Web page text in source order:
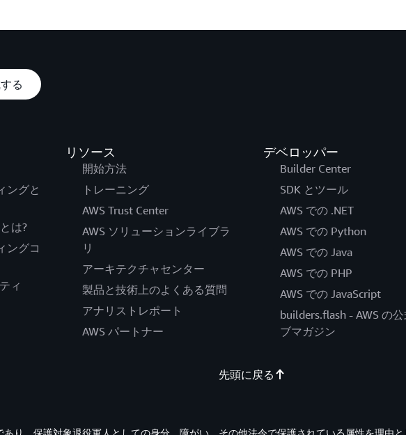
る
ングと
は?
ングコ
ィ
リソース
開始方法
トレーニング
AWS Trust Center
AWS ソリューションライブラ
リ
アーキテクチャセンター
製品と技術上のよくある質問
アナリストレポート
AWS パートナー
デベロッパー
Builder Center
SDK とツール
AWS での .NET
AWS での Python
AWS での Java
AWS での PHP
AWS での JavaScript
builders.flash - AWS の
ブマガジン
先頭に戻る
り、保護対象退役軍人としての身分、障がい、その他法令で保護されている属性を理由